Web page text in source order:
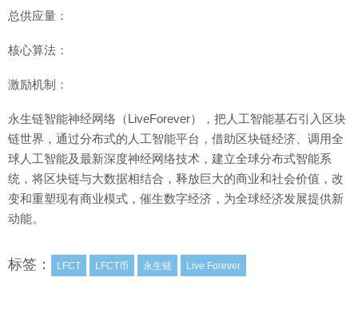
总供应量：
核心算法：
激励机制：
永生链智能神经网络（LiveForever），把人工智能基石引入区块
链世界，通过分布式的人工智能平台，借助区块链经济、调用全
球人工智能及最新深度神经网络技术，建立全球分布式智能系
统，将区块链与大数据相结合，释放巨大的商业和社会价值，改
变和重塑现有商业模式，催生数字经济，为全球经济发展提供新
动能。
标签： LFCT LFCT币 永生链 Live Forever